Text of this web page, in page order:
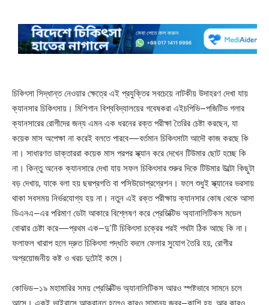
চিকিৎসা সিদ্ধান্ত নেওয়ার ক্ষেত্রে এই প্রযুক্তির সবচেয়ে নাটকীয় উদাহরণ দেখা যায়
ক্যানসার চিকিৎসায়। মিশিগান বিশ্ববিদ্যালয়ের গবেষকরা এইচপিভি–পজিটিভ গলার
ক্যানসারের রোগীদের জন্য এমন এক ধরনের রক্ত পরীক্ষা তৈরির চেষ্টা করছেন, যা
কয়েক মাস অপেক্ষা না করেই বলতে পারবে—বর্তমান চিকিৎসাটা আদৌ কাজ করছে কি
না। সাধারণত ডাক্তাররা কয়েক মাস পরপর স্ক্যান করে দেখেন টিউমার ছোট হচ্ছে কি
না। কিন্তু অনেক ক্যানসারে দেখা যায় সফল চিকিৎসার শুরুর দিকে টিউমার উল্টো কিছুটা
বড় দেখায়, যাকে বলা হয় ছদ্মপ্রগতি বা পসিউডোপ্রগ্রেশন। ফলে শুধুই স্ক্যানের ভরসায়
থাকা সবসময় নির্ভরযোগ্য হয় না। নতুন এই রক্ত পরীক্ষায় ক্যানসার কোষ থেকে আসা
ডিএনএ–এর পরিমাণ ডেটা আকারে বিশ্লেষণ করে প্রেডিক্টিভ অ্যানালিটিকস মডেল
বোঝার চেষ্টা করে—প্রথম এক–দু’টি চিকিৎসা চক্রের পরই পথটা ঠিক আছে কি না।
ফলাফল খারাপ হলে দ্রুত চিকিৎসা পদ্ধতি বদলে ফেলার সুযোগ তৈরি হয়, রোগীর
অপ্রয়োজনীয় কষ্ট ও খরচ দুটোই কমে।
কোভিড–১৯ মহামারির সময় প্রেডিক্টিভ অ্যানালিটিকস আরও স্পষ্টভাবে সামনে চলে